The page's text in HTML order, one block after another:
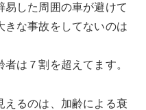
易した周囲の車が避けて
きな事故をしてないのは
は７割を超えてます。
えるのは、加齢による衰